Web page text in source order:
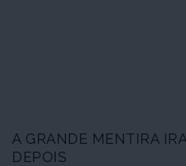
A GRANDE MENTIRA
DEPOIS